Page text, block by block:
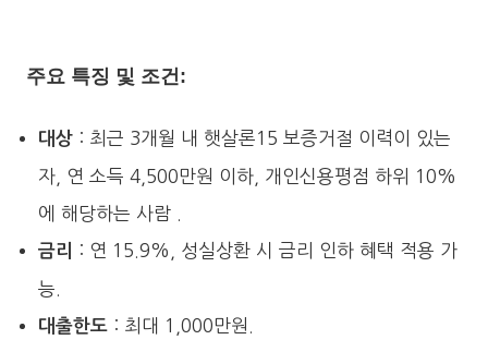
주요 특징 및 조건:
대상 : 최근 3개월 내 햇살론15 보증거절 이력이 있는
자, 연 소득 4,500만원 이하, 개인신용평점 하위 10%
에 해당하는 사람​ .
금리 : 연 15.9%, 성실상환 시 금리 인하 혜택 적용 가
능.
대출한도 : 최대 1,000만원.